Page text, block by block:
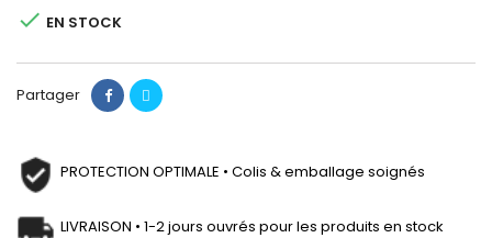
 EN STOCK
Partager
PROTECTION OPTIMALE • Colis & emballage soignés
LIVRAISON • 1-2 jours ouvrés pour les produits en stock